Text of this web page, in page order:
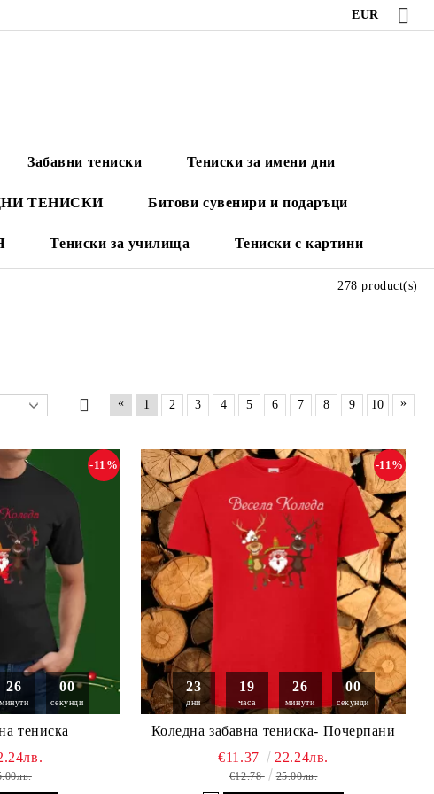
EUR
Забавни тениски Тениски за имени дни
ТЕНИСКИ Битови сувенири и подаръци
Тениски за училища Тениски с картини
278 product(s)
« 1 2 3 4 5 6 7 8 9 10 »
25
минути
58
секунди
тениска
-11%
23
дни
19
часа
25
минути
58
секунди
Коледна забавна тениска- Почерпани
-11%
€11.37 22.24лв.
€12.78 25.00лв.